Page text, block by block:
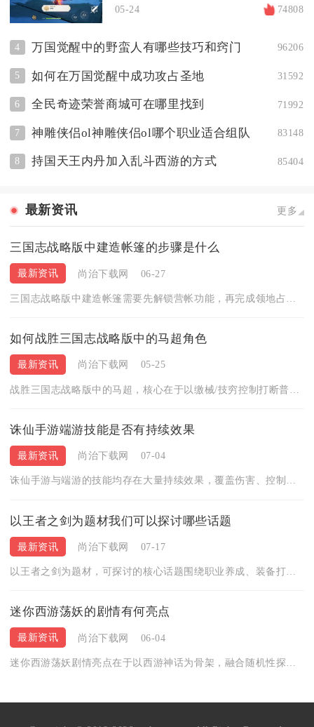
05-24 74808
4 万国觉醒中的野蛮人有哪些技巧和窍门 96206
5 如何在万国觉醒中成功攻占圣地 31592
6 全民奇迹荣誉商城可在哪里找到 71992
7 神雕侠侣ol神雕侠侣ol哪个职业适合组队 83148
8 持国天王内丹加入乱斗西游的方式 85404
最新资讯 更多
三国志战略版中建造帐篷的步骤是什么
最新资讯 尚治下载网 06-27
如何战胜三国志战略版中的马超角色
最新资讯 尚治下载网 05-25
诛仙手游端游技能是否有持续效果
最新资讯 尚治下载网 07-04
诛仙手游与端游的技能均存在大量持续效果，覆盖伤害、控制、增益...
以王者之剑为题材我们可以探讨哪些话题
最新资讯 尚治下载网 07-17
以王者之剑为题材，可探讨的核心话题围绕职业养成、装备打造、P...
迷你西游荡妖的剧情有何亮点
最新资讯 尚治下载网 06-04